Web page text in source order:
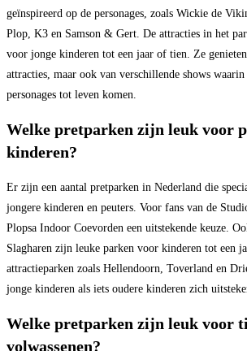
geïnspireerd op de personages, zoals Wickie de
Plop, K3 en Samson & Gert. De attracties in het
voor jonge kinderen tot een jaar of tien. Ze
attracties, maar ook van verschillende shows
personages tot leven komen.
Welke pretparken zijn leuk voor
kinderen?
Er zijn een aantal pretparken in Nederland die
jongere kinderen en peuters. Voor fans van de
Plopsa Indoor Coevorden een uitstekende keuze.
Slagharen zijn leuke parken voor kinderen tot een
attractieparken zoals Hellendoorn, Toverland en
jonge kinderen als iets oudere kinderen zich
Welke pretparken zijn leuk voor
volwassenen?